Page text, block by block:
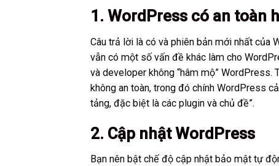
1. WordPress có an toàn
Câu trả lời là có và phiên bản mới nhất của
vẫn có một số vấn đề khác làm cho
và developer không “hâm mộ”
không an toàn, trong đó chính WordPress
tảng, đặc biệt là các plugin và chủ đề”.
2. Cập nhật WordPress
Bạn nên bật chế độ cập nhật bảo mật tự